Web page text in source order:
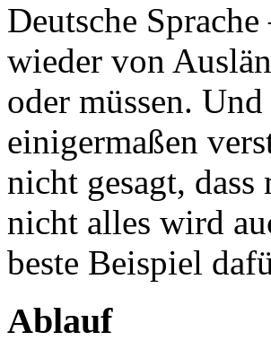
Deutsche
wieder von
oder müssen.
einigermaßen
nicht gesagt,
nicht alles wird
beste Beispiel
Ablauf